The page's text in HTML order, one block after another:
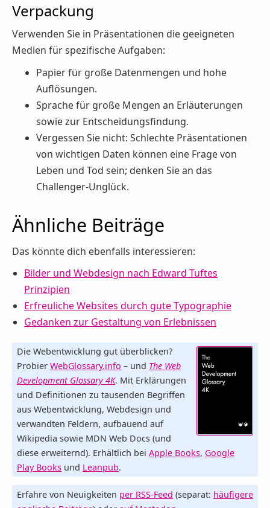
Verpackung
Verwenden Sie in Präsentationen die geeigneten
Medien für spezifische Aufgaben:
Papier für große Datenmengen und hohe
Auflösungen.
Sprache für große Mengen an Erläuterungen
sowie zur Entscheidungsfindung.
Vergessen Sie nicht: Schlechte Präsentationen
von wichtigen Daten können eine Frage von
Leben und Tod sein; denken Sie an das
Challenger-Unglück.
Ähnliche Beiträge
Das könnte dich ebenfalls interessieren:
Bilder und Webdesign nach Edward Tuftes
Prinzipien
Erfreuliche Websites durch gute Typographie
Gedanken zur Gestaltung von Erlebnissen
Die Webentwicklung gut überblicken?
Probier WebGlossary.info – und The Web
Development Glossary 4K. Mit Erklärungen
und Definitionen zu tausenden Begriffen
aus Webentwicklung, Webdesign und
verwandten Feldern, aufbauend auf
Wikipedia sowie MDN Web Docs (und
diese erweiternd). Erhältlich bei Apple Books, Google
Play Books und Leanpub.
Erfahre von Neuigkeiten per RSS-Feed (separat: häufigere